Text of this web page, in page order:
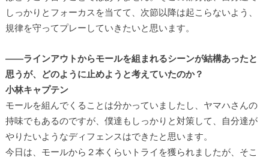
しっかりとフォーカスを当てて、次節以降は起こらないよう、
規律を守ってプレーしていきたいと思います。
――ラインアウトからモールを組まれるシーンが結構あったと
思うが、どのように止めようと考えていたのか？
小林キャプテン
モールを組んでくることは分かっていましたし、ヤマハさんの
持味でもあるのですが、僕達もしっかりと対策して、自分達が
やりたいようなディフェンスはできたと思います。
今日は、モールから２本くらいトライを獲られましたが、そこ